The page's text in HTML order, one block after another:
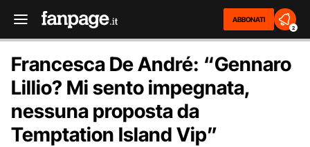
ABBONATI
2
Francesca De André: “Gennaro
Lillio? Mi sento impegnata,
nessuna proposta da
Temptation Island Vip”